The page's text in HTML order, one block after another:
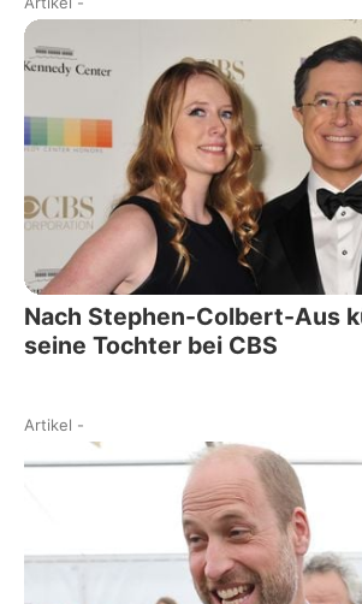
Nach Stephen-Colbert-Aus
seine Tochter bei CBS
Artikel -